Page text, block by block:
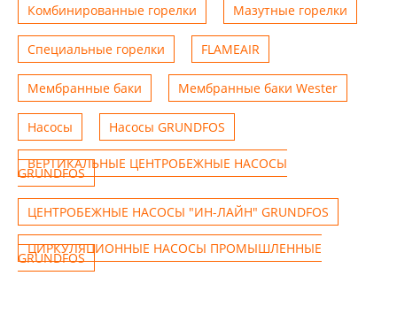
Комбинированные горелки Мазутные горелки
Специальные горелки FLAMEAIR
Мембранные баки Мембранные баки Wester
Насосы Насосы GRUNDFOS
ВЕРТИКАЛЬНЫЕ ЦЕНТРОБЕЖНЫЕ НАСОСЫ
GRUNDFOS
ЦЕНТРОБЕЖНЫЕ НАСОСЫ "ИН-ЛАЙН" GRUNDFOS
ЦИРКУЛЯЦИОННЫЕ НАСОСЫ ПРОМЫШЛЕННЫЕ
GRUNDFOS